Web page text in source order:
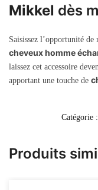
Mikkel dès
Saisissez l’opportunité
cheveux homme
laissez cet accessoire
apportant une touche de
Catégorie :
Produits